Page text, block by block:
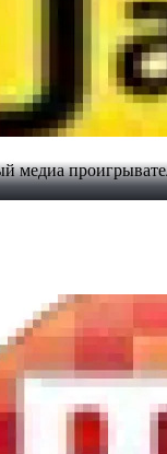
медиа